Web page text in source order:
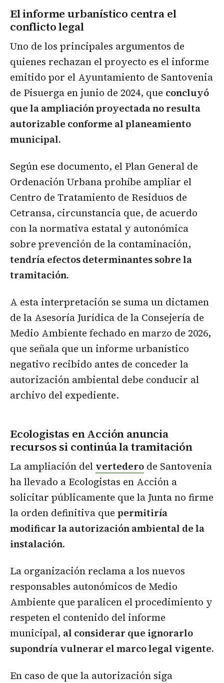
El informe urbanístico centra el
conflicto legal
Uno de los principales argumentos de
quienes rechazan el proyecto es el informe
emitido por el Ayuntamiento de Santovenia
de Pisuerga en junio de 2024, que concluyó
que la ampliación proyectada no resulta
autorizable conforme al planeamiento
municipal.
Según ese documento, el Plan General de
Ordenación Urbana prohíbe ampliar el
Centro de Tratamiento de Residuos de
Cetransa, circunstancia que, de acuerdo
con la normativa estatal y autonómica
sobre prevención de la contaminación,
tendría efectos determinantes sobre la
tramitación.
A esta interpretación se suma un dictamen
de la Asesoría Jurídica de la Consejería de
Medio Ambiente fechado en marzo de 2026,
que señala que un informe urbanístico
negativo recibido antes de conceder la
autorización ambiental debe conducir al
archivo del expediente.
Ecologistas en Acción anuncia
recursos si continúa la tramitación
La ampliación del vertedero de Santovenia
ha llevado a Ecologistas en Acción a
solicitar públicamente que la Junta no firme
la orden definitiva que permitiría
modificar la autorización ambiental de la
instalación.
La organización reclama a los nuevos
responsables autonómicos de Medio
Ambiente que paralicen el procedimiento y
respeten el contenido del informe
municipal, al considerar que ignorarlo
supondría vulnerar el marco legal vigente.
En caso de que la autorización siga